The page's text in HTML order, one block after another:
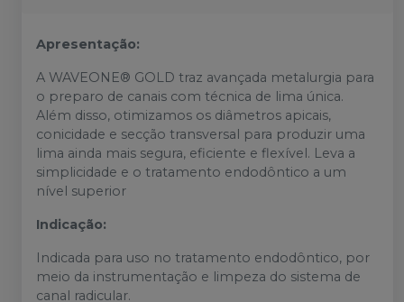
Apresentação:
A WAVEONE® GOLD traz avançada metalurgia para
o preparo de canais com técnica de lima única.
Além disso, otimizamos os diâmetros apicais,
conicidade e secção transversal para produzir uma
lima ainda mais segura, eficiente e flexível. Leva a
simplicidade e o tratamento endodôntico a um
nível superior
Indicação:
Indicada para uso no tratamento endodôntico, por
meio da instrumentação e limpeza do sistema de
canal radicular.